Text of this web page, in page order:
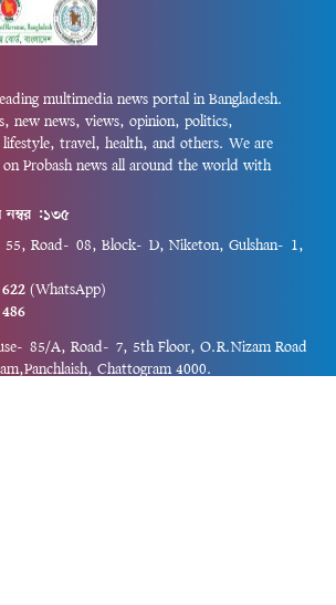
multimedia news portal in Bangladesh.
new news, views, opinion, politics,
travel, health, and others. We are
Probash news all around the world with
নম্বর :১৩৫
Road-08, Block-D, Niketon, Gulshan-1,
(WhatsApp)
85/A, Road-7, 5th Floor, O.R.Nizam Road
Chattogram 4000.